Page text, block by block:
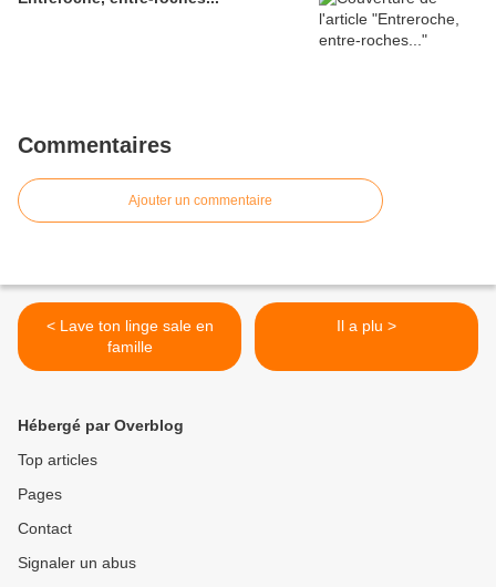
Commentaires
Ajouter un commentaire
< Lave ton linge sale en
famille
Il a plu >
Hébergé par Overblog
Top articles
Pages
Contact
Signaler un abus